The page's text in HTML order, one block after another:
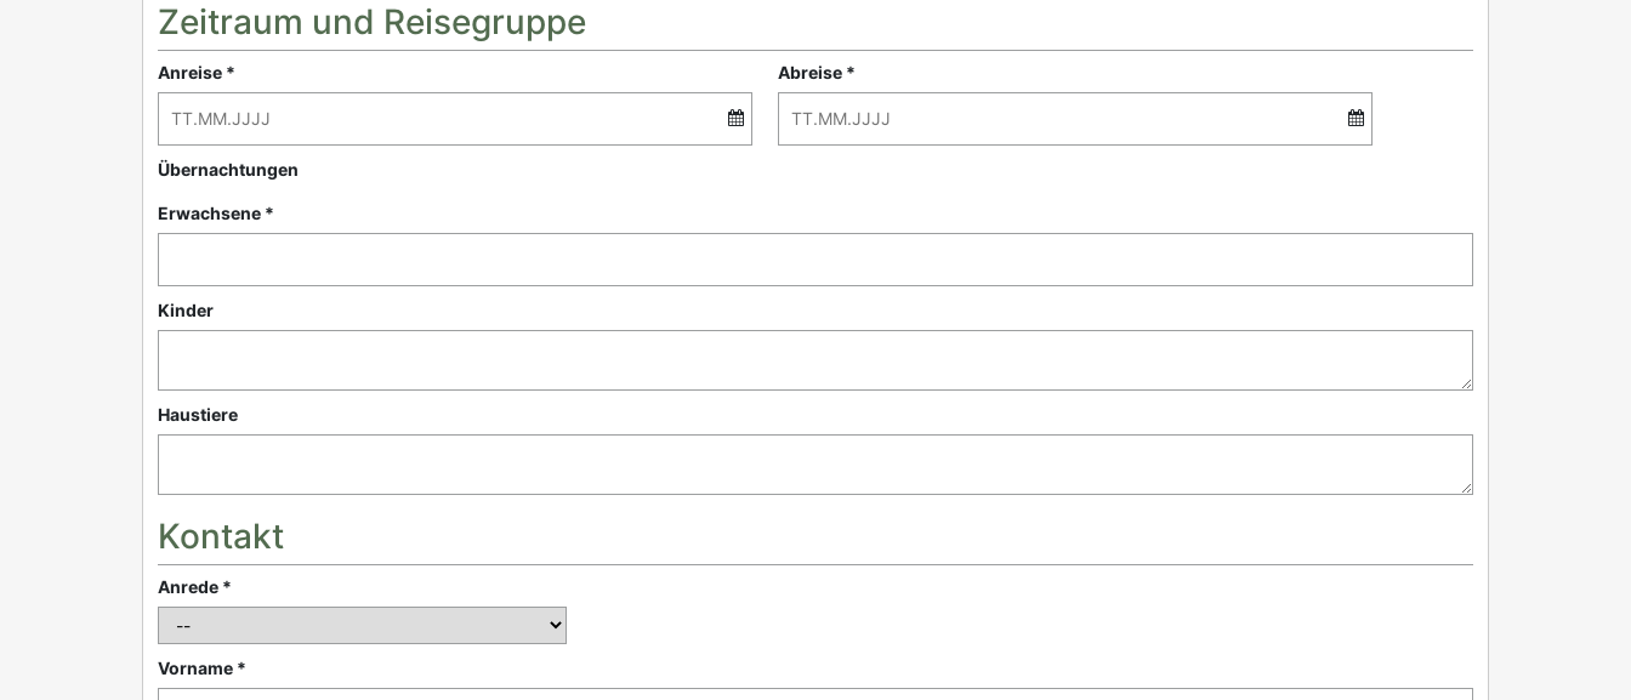
Zeitraum und Reisegruppe
Anreise * Abreise *
Übernachtungen
Erwachsene *
Kinder
Haustiere
Kontakt
Anrede *
Vorname *